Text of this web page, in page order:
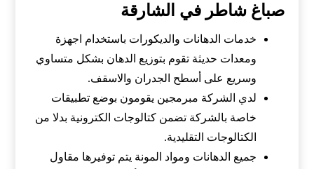
صباغ شاطر في الشارقة
خدمات الدهانات والديكورات باستخدام اجهزة
ومعدات حديثة تقوم بتوزيع الدهان بشكل متساوي
وسريع على أسطح الجدران والاسقف.
لدي الشركة مبرمجين يقومون بوضع تطبيقات
خاصة بالشركة تضمن كتالوجات الكترونية بدلا من
الكتالوجات التقليدية.
جميع الدهانات ومواد المونة يتم توفيرها مقاول